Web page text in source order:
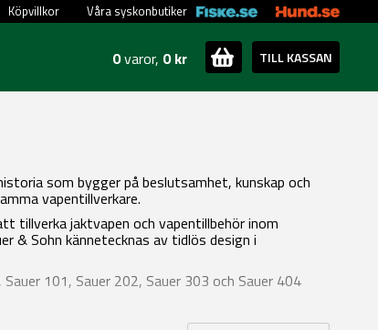
Våra syskonbutiker
Köpvillkor
0varor, 0 kr TILL KASSAN
som bygger på beslutsamhet, kunskap och
vapentillverkare.
tillverka jaktvapen och vapentillbehör inom
& Sohn kännetecknas av tidlös design i
101, Sauer 202, Sauer 303 och Sauer 404